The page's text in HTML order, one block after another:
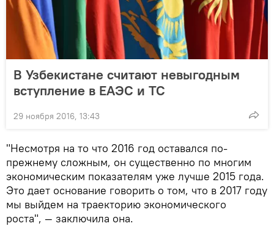
В Узбекистане считают невыгодным
вступление в ЕАЭС и ТС
29 ноября 2016, 13:43
"Несмотря на то что 2016 год оставался по-
прежнему сложным, он существенно по многим
экономическим показателям уже лучше 2015 года.
Это дает основание говорить о том, что в 2017 году
мы выйдем на траекторию экономического
роста", — заключила она.